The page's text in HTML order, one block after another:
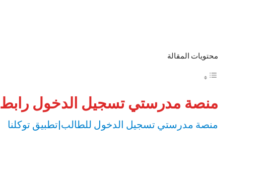
محتويات المقالة
منصة مدرستي تسجيل الدخول رابط
منصة مدرستي تسجيل الدخول للطالب|تطبيق توكلنا